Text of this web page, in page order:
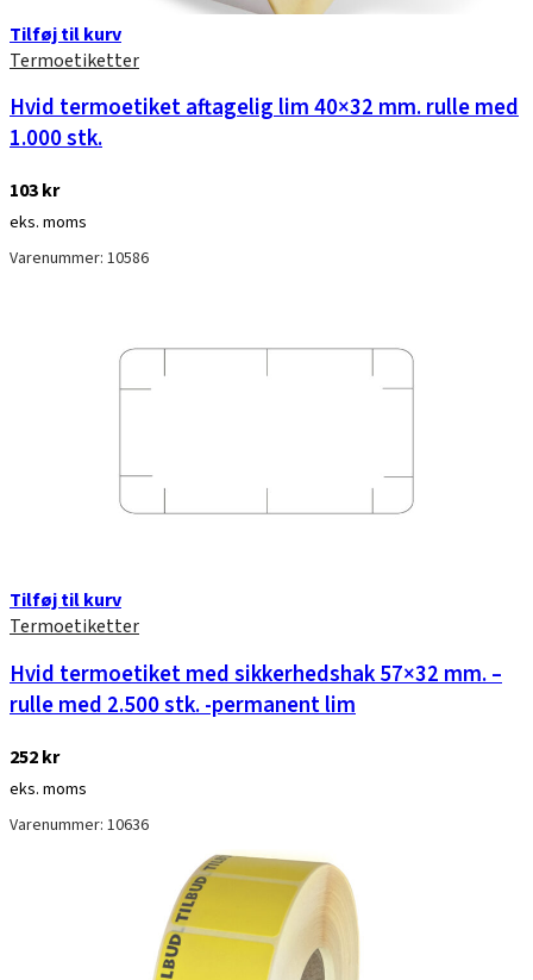
Tilføj til kurv
Termoetiketter
Hvid termoetiket aftagelig lim 40×32 mm. rulle med
1.000 stk.
103kr
eks. moms
Varenummer: 10586
Tilføj til kurv
Termoetiketter
Hvid termoetiket med sikkerhedshak 57×32 mm. –
rulle med 2.500 stk. -permanent lim
252kr
eks. moms
Varenummer: 10636